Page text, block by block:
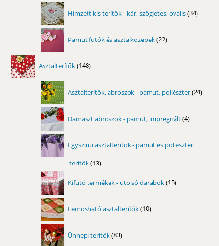
Hímzett kis terítők - kör, szögletes, ovális 34
termék
Pamut futók és asztalközepek 22
termék
Asztalterítők 148
termék
Asztalterítők, abroszok - pamut, poliészter 24
Damaszt abroszok - pamut, impregnált 4
termék
Egyszínű asztalterítők - pamut és poliészter
terítők 1313
Kifutó termékek - utolsó darabok 15
termék
Lemosható asztalterítők 10
termék
Ünnepi terítők 83
termék